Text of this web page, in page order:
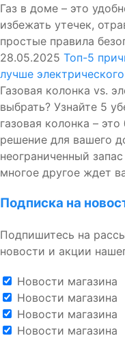
Газ в доме – это
избежать утечек,
простые правила
28.05.2025 Топ-5
лучше
Газовая колонка vs.
выбрать? Узнайте 5
газовая колонка –
решение для вашего
неограниченный
многое другое ждет
Подписка на
Подпишитесь на
новости и акции
Новости магазина
Новости магазина
Новости магазина
Новости магазина